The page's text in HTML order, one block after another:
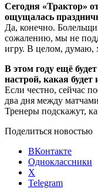
Сегодня «Трактор»
ощущалась
Да, конечно.
сожалению, мы не
игру. В целом, думаю,
В этом году ещё
настрой, какая будет
Если честно, сейчас
два дня между
Тренеры подскажут,
Поделиться новостью
ВКонтакте
Одноклассники
X
Telegram